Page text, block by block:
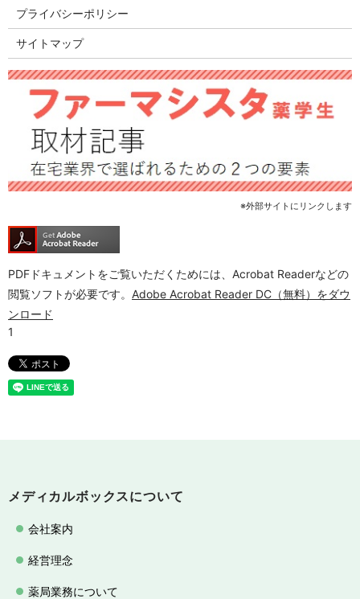
プライバシーポリシー
サイトマップ
※外部サイトにリンクします
PDFドキュメントをご覧いただくためには、Acrobat Readerなどの
閲覧ソフトが必要です。 Adobe Acrobat Reader DC（無料）をダウ
ンロード
メディカルボックスについて
会社案内
経営理念
薬局業務について